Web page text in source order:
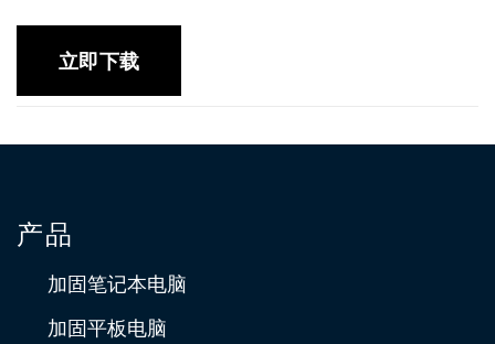
立即下载
产品
加固笔记本电脑
加固平板电脑